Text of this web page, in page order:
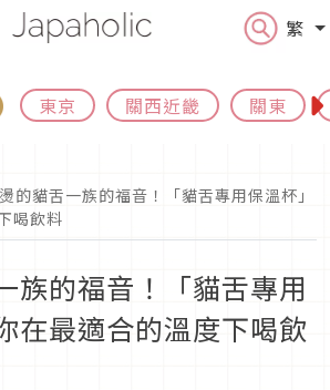
繁
東京 關西近畿 關東
的貓舌一族的福音！「貓舌專用保溫杯」
喝飲料
族的福音！「貓舌專用
在最適合的溫度下喝飲